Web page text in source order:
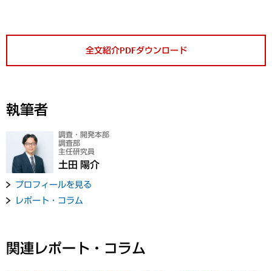
全文紹介PDFダウンロード
執筆者
調査・開発本部
調査部
主任研究員
土田 陽介
プロフィールを見る
レポート・コラム
関連レポート・コラム